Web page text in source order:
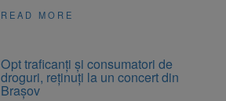
READ MORE
Opt traficanți și consumatori de
droguri, reținuți la un concert din
Brașov